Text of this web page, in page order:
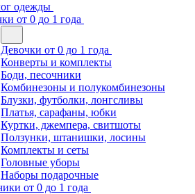
одежды
от 0 до 1 года
Девочки от 0 до 1 года
Конверты и комплекты
Боди, песочники
Комбинезоны и полукомбинезоны
Блузки, футболки, лонгсливы
Платья, сарафаны, юбки
Куртки, джемпера, свитшоты
Ползунки, штанишки, лосины
Комплекты и сеты
Головные уборы
Наборы подарочные
от 0 до 1 года